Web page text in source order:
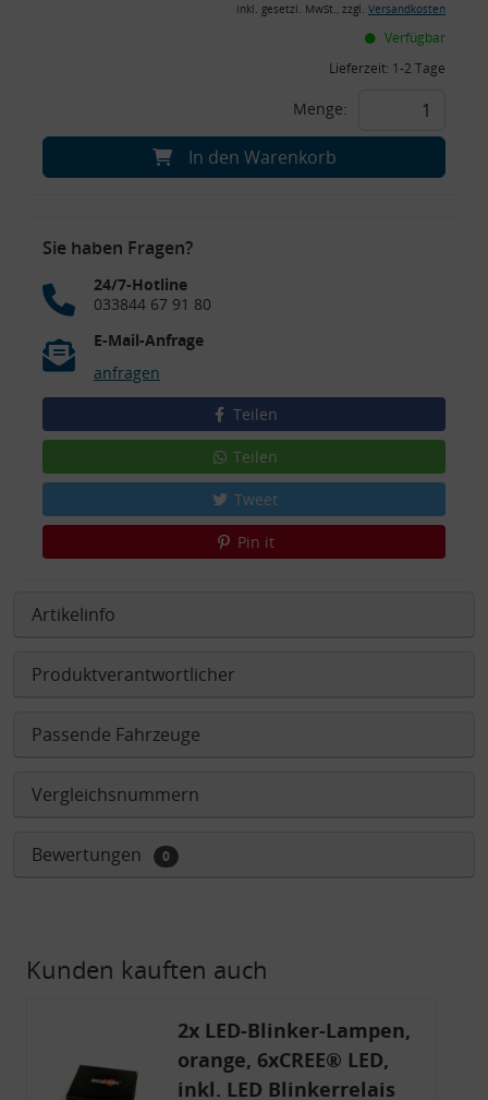
inkl. gesetzl. MwSt., zzgl. Versandkosten
Verfügbar
Lieferzeit: 1-2 Tage
Menge:
In den Warenkorb
Sie haben Fragen?
24/7-Hotline
033844 67 91 80
E-Mail-Anfrage
anfragen
Teilen
Teilen
Tweet
Pin it
Artikelinfo
Produktverantwortlicher
Passende Fahrzeuge
Vergleichsnummern
Bewertungen 0
Kunden kauften auch
2x LED-Blinker-Lampen,
orange, 6xCREE® LED,
inkl. LED Blinkerrelais